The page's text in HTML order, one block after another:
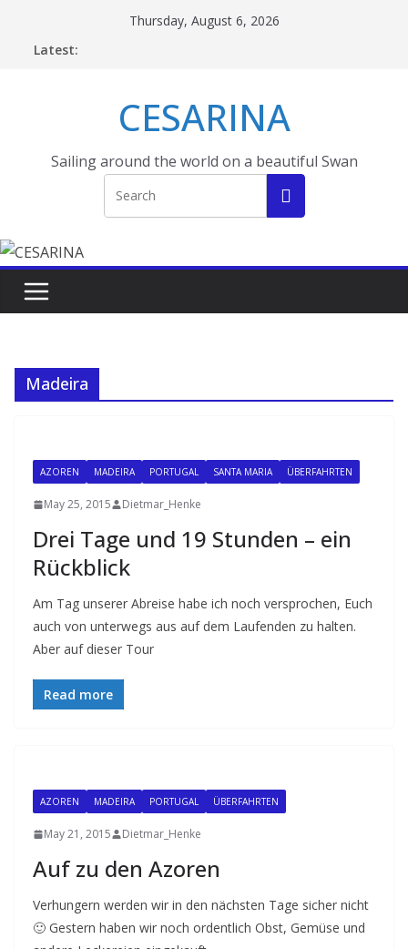
Thursday, August 6, 2026
Latest:
CESARINA
Sailing around the world on a beautiful Swan
Madeira
AZOREN MADEIRA PORTUGAL SANTA MARIA ÜBERFAHRTEN
May 25, 2015 Dietmar_Henke
Drei Tage und 19 Stunden – ein
Rückblick
Am Tag unserer Abreise habe ich noch versprochen, Euch
auch von unterwegs aus auf dem Laufenden zu halten.
Aber auf dieser Tour
Read more
AZOREN MADEIRA PORTUGAL ÜBERFAHRTEN
May 21, 2015 Dietmar_Henke
Auf zu den Azoren
Verhungern werden wir in den nächsten Tage sicher nicht
🙂 Gestern haben wir noch ordentlich Obst, Gemüse und